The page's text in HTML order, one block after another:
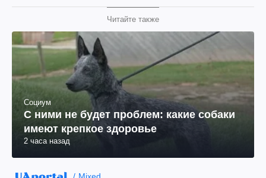
Читайте также
Социум
С ними не будет проблем: какие собаки
имеют крепкое здоровье
2 часа назад